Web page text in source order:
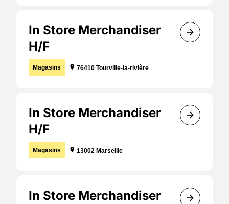
In Store Merchandiser
H/F
Magasins location_on Localisation :
76410 Tourville-la-rivière
arrow_forward
In Store Merchandiser
H/F
Magasins location_on Localisation :
13002 Marseille
arrow_forward
In Store Merchandiser
arrow_forward